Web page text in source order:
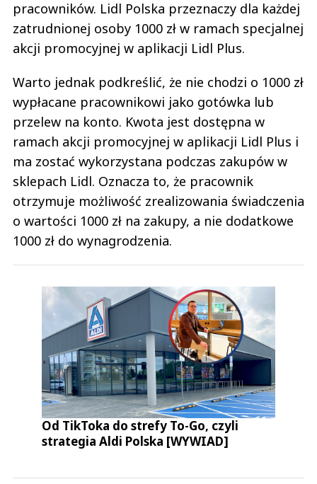
pracowników. Lidl Polska przeznaczy dla każdej
zatrudnionej osoby 1000 zł w ramach specjalnej
akcji promocyjnej w aplikacji Lidl Plus.
Warto jednak podkreślić, że nie chodzi o 1000 zł
wypłacane pracownikowi jako gotówka lub
przelew na konto. Kwota jest dostępna w
ramach akcji promocyjnej w aplikacji Lidl Plus i
ma zostać wykorzystana podczas zakupów w
sklepach Lidl. Oznacza to, że pracownik
otrzymuje możliwość zrealizowania świadczenia
o wartości 1000 zł na zakupy, a nie dodatkowe
1000 zł do wynagrodzenia.
Od TikToka do strefy To-Go, czyli
strategia Aldi Polska [WYWIAD]